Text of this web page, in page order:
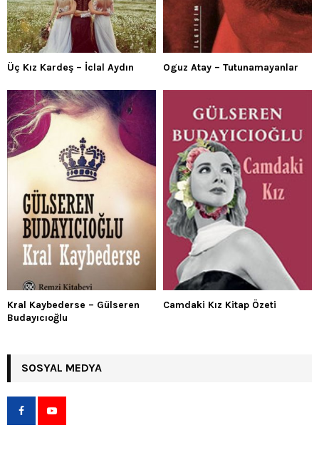
Üç Kız Kardeş – İclal Aydın Oguz Atay – Tutunamayanlar
Kral Kaybederse – Gülseren
Budayıcıoğlu
Camdaki Kız Kitap Özeti
SOSYAL MEDYA